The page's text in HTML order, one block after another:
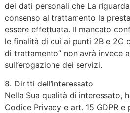
dei dati personali che La
consenso al trattamento la
essere effettuata. Il mancato
le finalità di cui ai punti 2B e 2C
di trattamento” non avrà invece
sull’erogazione dei servizi.
8. Diritti dell’interessato
Nella Sua qualità di interessato,
Codice Privacy e art. 15 GDPR